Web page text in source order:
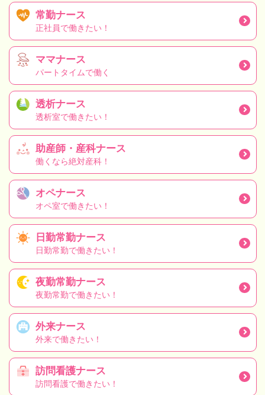
常勤ナース
正社員で働きたい！
ママナース
パートタイムで働く
透析ナース
透析室で働きたい！
助産師・産科ナース
働くなら絶対産科！
オペナース
オペ室で働きたい！
日勤常勤ナース
日勤常勤で働きたい！
夜勤常勤ナース
夜勤常勤で働きたい！
外来ナース
外来で働きたい！
訪問看護ナース
訪問看護で働きたい！